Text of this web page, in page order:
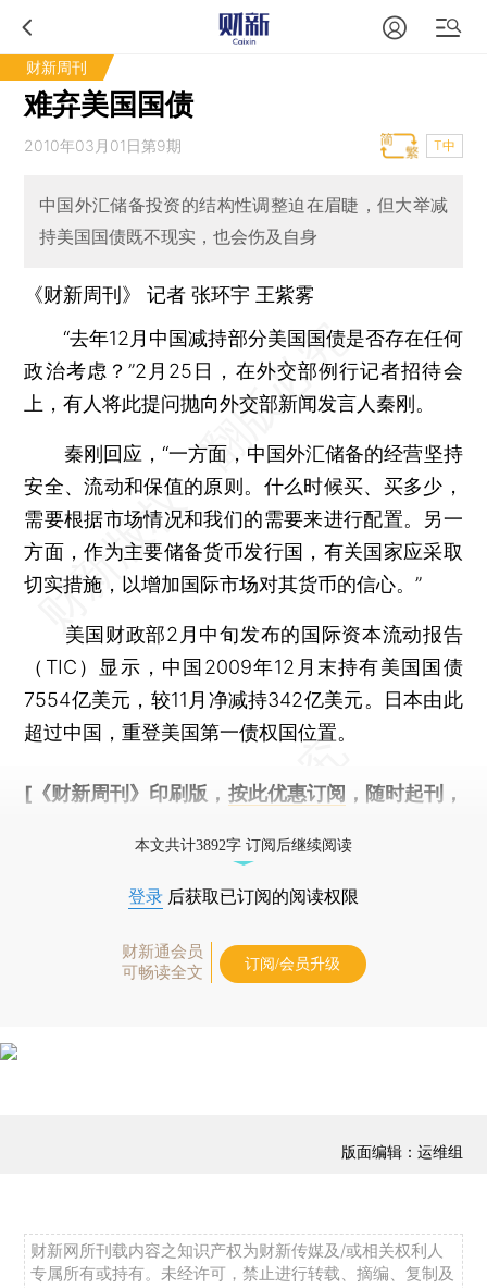
财新周刊
难弃美国国债
2010年03月01日第9期 T中
中国外汇储备投资的结构性调整迫在眉睫，但大举减
持美国国债既不现实，也会伤及自身
《财新周刊》 记者张环宇 王紫雾
“去年12月中国减持部分美国国债是否存在任何
政治考虑？”2月25日，在外交部例行记者招待会
上，有人将此提问抛向外交部新闻发言人秦刚。
秦刚回应，“一方面，中国外汇储备的经营坚持
安全、流动和保值的原则。什么时候买、买多少，
需要根据市场情况和我们的需要来进行配置。另一
方面，作为主要储备货币发行国，有关国家应采取
切实措施，以增加国际市场对其货币的信心。”
美国财政部2月中旬发布的国际资本流动报告
（TIC）显示，中国2009年12月末持有美国国债
7554亿美元，较11月净减持342亿美元。日本由此
超过中国，重登美国第一债权国位置。
[《财新周刊》印刷版， 按此优惠订阅 ，随时起刊，
本文共计3892字 订阅后继续阅读
登录 后获取已订阅的阅读权限
财新通会员
可畅读全文
订阅/会员升级
版面编辑：运维组
财新网所刊载内容之知识产权为财新传媒及/或相关权利人
专属所有或持有。未经许可，禁止进行转载、摘编、复制及